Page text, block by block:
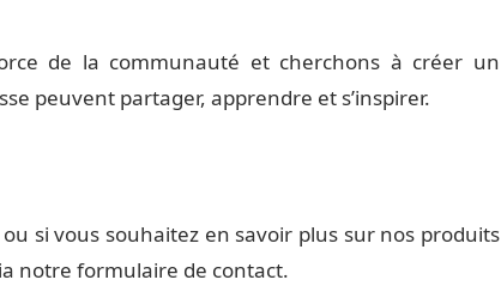
de la communauté et cherchons à créer un
peuvent partager, apprendre et s’inspirer.
si vous souhaitez en savoir plus sur nos produits
notre formulaire de contact.